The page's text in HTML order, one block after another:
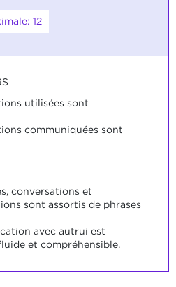
12
utilisées sont
communiquées sont
conversations et
sont assortis de phrases
avec autrui est
et compréhensible.